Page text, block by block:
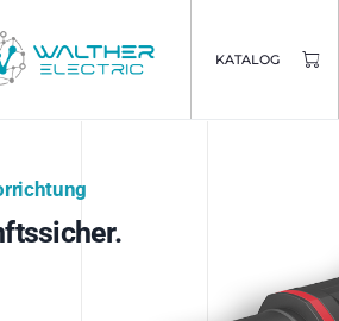
KATALOG
Stromverteilung
Energie.